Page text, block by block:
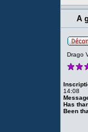
A
Drago
14:08
Has
Been